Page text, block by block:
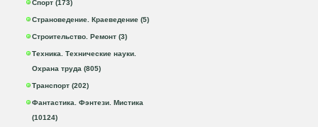
Спорт (173)
Страноведение. Краеведение (5)
Строительство. Ремонт (3)
Техника. Технические науки.
Охрана труда (805)
Транспорт (202)
Фантастика. Фэнтези. Мистика
(10124)